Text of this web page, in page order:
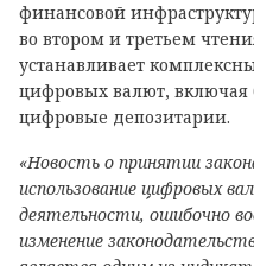
финансовой
во втором и третьем
устанавливает
цифровых валют,
цифровые депозитарии.
«Новость о принятии
использование цифровых
деятельности, ошибочно
изменение